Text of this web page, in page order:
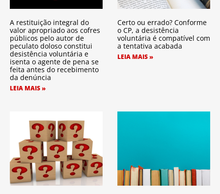
A restituição integral do
valor apropriado aos cofres
públicos pelo autor de
peculato doloso constitui
desistência voluntária e
isenta o agente de pena se
feita antes do recebimento
da denúncia
LEIA MAIS »
Certo ou errado? Conforme
o CP, a desistência
voluntária é compatível com
a tentativa acabada
LEIA MAIS »